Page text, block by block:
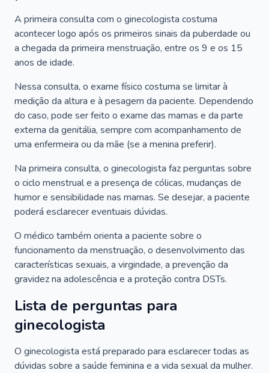
A primeira consulta com o ginecologista costuma
acontecer logo após os primeiros sinais da puberdade ou
a chegada da primeira menstruação, entre os 9 e os 15
anos de idade.
Nessa consulta, o exame físico costuma se limitar à
medição da altura e à pesagem da paciente. Dependendo
do caso, pode ser feito o exame das mamas e da parte
externa da genitália, sempre com acompanhamento de
uma enfermeira ou da mãe (se a menina preferir).
Na primeira consulta, o ginecologista faz perguntas sobre
o ciclo menstrual e a presença de cólicas, mudanças de
humor e sensibilidade nas mamas. Se desejar, a paciente
poderá esclarecer eventuais dúvidas.
O médico também orienta a paciente sobre o
funcionamento da menstruação, o desenvolvimento das
características sexuais, a virgindade, a prevenção da
gravidez na adolescência e a proteção contra DSTs.
Lista de perguntas para
ginecologista
O ginecologista está preparado para esclarecer todas as
dúvidas sobre a saúde feminina e a vida sexual da mulher.